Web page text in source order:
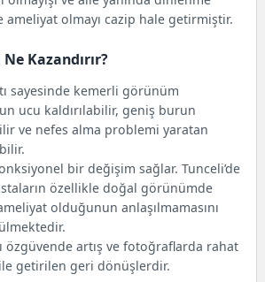
ameliyat olmayı cazip hale getirmiştir.
Kazandırır?
sayesinde kemerli görünüm
ucu kaldırılabilir, geniş burun
ve nefes alma problemi yaratan
bir değişim sağlar. Tunceli’de
özellikle doğal görünümde
olduğunun anlaşılmamasını
özgüvende artış ve fotoğraflarda rahat
getirilen geri dönüşlerdir.